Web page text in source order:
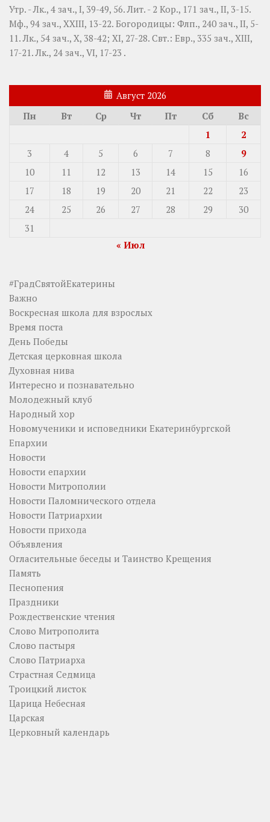
Утр. -Лк., 4 зач., I, 39-49, 56.Лит. - 2 Кор., 171 зач., II, 3-15.
Мф., 94 зач., XXIII, 13-22. Богородицы: Флп., 240 зач., II, 5-
11. Лк., 54 зач., X, 38-42; XI, 27-28. Свт.: Евр., 335 зач., XIII,
17-21. Лк., 24 зач., VI, 17-23 .
Август 2026
Пн
Вт Ср Чт Пт Сб
Вс
1
2
3
4 5 6 7 8
9
10
11 12 13 14 15
16
17
18 19 20 21 22
23
24
25 26 27 28 29
30
31
« Июл
#ГрадСвятойЕкатерины
Важно
Воскресная школа для взрослых
Время поста
День Победы
Детская церковная школа
Духовная нива
Интересно и познавательно
Молодежный клуб
Народный хор
Новомученики и исповедники Екатеринбургской
Епархии
Новости
Новости епархии
Новости Митрополии
Новости Паломнического отдела
Новости Патриархии
Новости прихода
Объявления
Огласительные беседы и Таинство Крещения
Память
Песнопения
Праздники
Рождественские чтения
Слово Митрополита
Слово пастыря
Слово Патриарха
Страстная Седмица
Троицкий листок
Царица Небесная
Царская
Церковный календарь